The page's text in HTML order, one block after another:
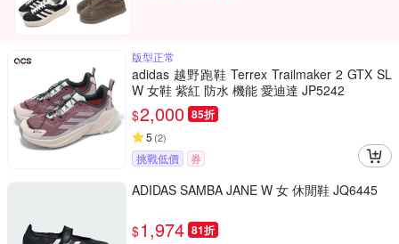
版型正常
adidas 越野跑鞋 Terrex Trailmaker 2 GTX SL
W 女鞋 紫紅 防水 機能 愛迪達 JP5242
$2,000 85折
5 (2)
挑戰低價 券
ADIDAS SAMBA JANE W 女 休閒鞋 JQ6445
$1,974 81折